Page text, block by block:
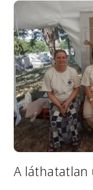
Image
A láthatatlan